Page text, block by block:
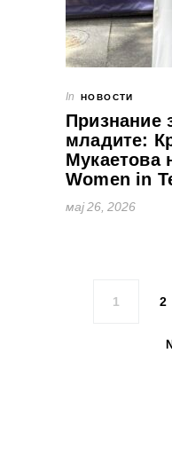
In НОВОСТИ
Признание
младите:
Мукаетова
Women in
мај 26, 2026
1 2